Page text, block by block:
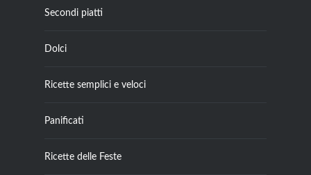
Secondi piatti
Dolci
Ricette semplici e veloci
Panificati
Ricette delle Feste